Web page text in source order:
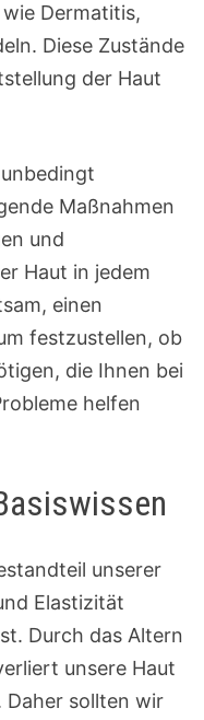
Dermatitis,
Diese Zustände
der Haut
Maßnahmen
und
Haut in jedem
einen
festzustellen, ob
die Ihnen bei
helfen
unserer
Elastizität
Durch das Altern
unsere Haut
Daher sollten wir